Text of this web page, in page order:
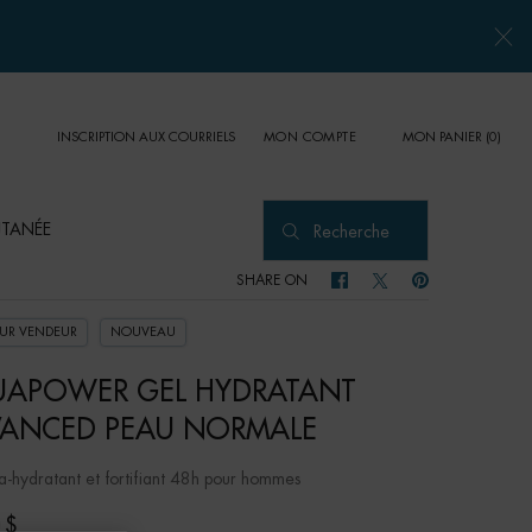
INSCRIPTION AUX COURRIELS MON COMPTE MON PANIER 0
0 PRODUCT IN CART
Recherche
SHARE ON SHARE ON FACEBOOK
SHARE ON TWITTER
SHARE ON
VENDEUR NOUVEAU
GEL HYDRATANT
PEAU NORMALE
hydratant et fortifiant 48h pour hommes
$